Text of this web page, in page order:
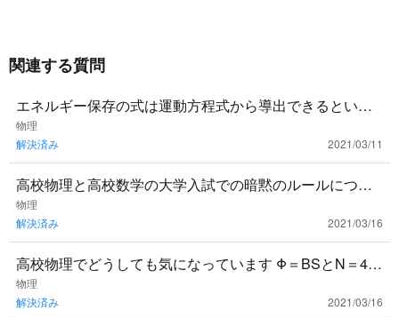
関連する質問
エネルギー保存の式は運動方程式から導出できるという
話を聞いたのですが，具体的にどうやるんでしょうか？
物理
解決済み
2021/03/11
高校物理と高校数学の大学入試での暗黙のルールについ
て疑問があります。 高校物理は必ず問題に出てきた文字
を全て使って答えな
物理
解決済み
2021/03/16
高校物理でどうしても気になっています Φ＝BSとN＝4π
kQはどういう関係ですか？一緒に使ったり繋がっていた
りしませんか
物理
解決済み
2021/03/16